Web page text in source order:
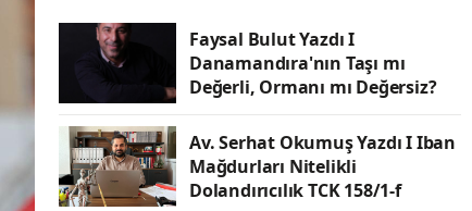
Faysal Bulut Yazdı I
Danamandıra'nın Taşı mı
Değerli, Ormanı mı Değersiz?
Av. Serhat Okumuş Yazdı I Iban
Mağdurları Nitelikli
Dolandırıcılık TCK 158/1-f